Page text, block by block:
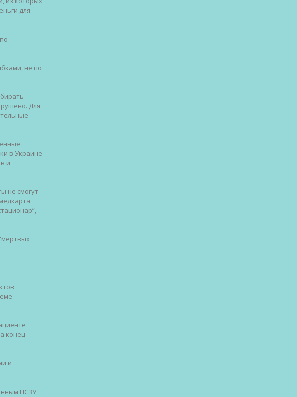
для
не по
Для
в Украине
и
не смогут
—
конец
и
НСЗУ